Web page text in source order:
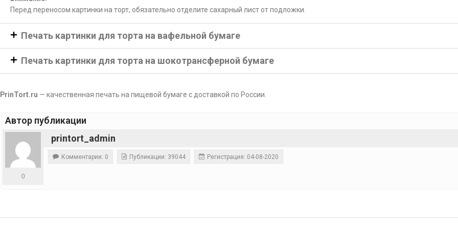
Перед переносом картинки на торт, обязательно отделите сахарный лист от подложки.
Печать картинки для торта на вафельной бумаге
Печать картинки для торта на шокотрансферной бумаге
PrinTort.ru — качественная печать на пищевой бумаге с доставкой по России.
Автор публикации
printort_admin
0
Комментарии: 0 Публикации: 39044 Регистрация: 04-08-2020